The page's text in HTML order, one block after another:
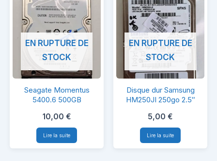
Seagate
Momentus
5400.6
500GB
EN RUPTURE DE
STOCK
Seagate Momentus
5400.6 500GB
10,00 €
Lire la suite
Disque
dur
Samsung
HM250JI
250go
EN RUPTURE DE
STOCK
Disque dur Samsung
HM250JI 250go 2.5″
5,00 €
Lire la suite